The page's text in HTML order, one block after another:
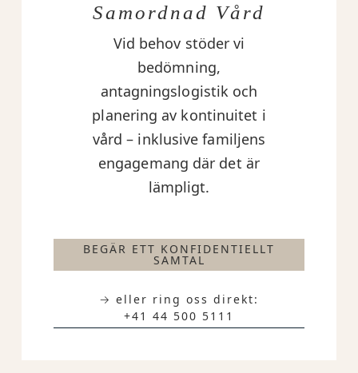
Samordnad Vård
Vid behov stöder vi
bedömning,
antagningslogistik och
planering av kontinuitet i
vård – inklusive familjens
engagemang där det är
lämpligt.
BEGÄR ETT KONFIDENTIELLT
SAMTAL
→ eller ring oss direkt:
+41 44 500 5111